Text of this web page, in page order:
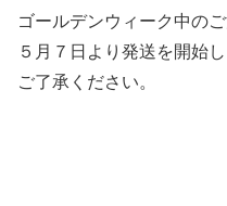
ゴールデンウィーク中の
５月７日より発送を開始
ご了承ください。